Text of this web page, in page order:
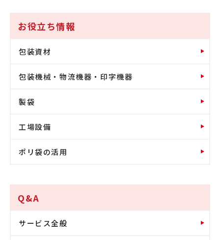
お役立ち情報
包装資材
包装機械・物流機器・印字機器
製袋
工場設備
ポリ袋の活用
Q&A
サービス全般